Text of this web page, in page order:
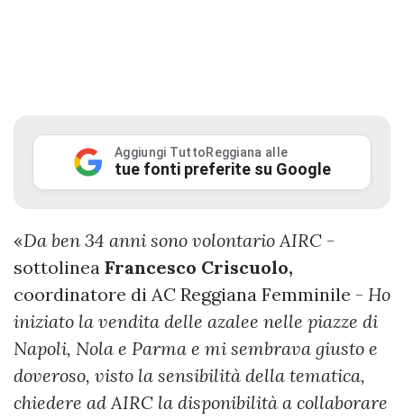
Aggiungi TuttoReggiana alle
tue fonti preferite su Google
«Da ben 34 anni sono volontario AIRC -
sottolinea Francesco Criscuolo,
coordinatore di AC Reggiana Femminile - Ho
iniziato la vendita delle azalee nelle piazze di
Napoli, Nola e Parma e mi sembrava giusto e
doveroso, visto la sensibilità della tematica,
chiedere ad AIRC la disponibilità a collaborare